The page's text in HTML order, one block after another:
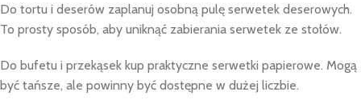
Do tortu i deserów zaplanuj osobną pulę serwetek deserowych.
To prosty sposób, aby uniknąć zabierania serwetek ze stołów.
Do bufetu i przekąsek kup praktyczne serwetki papierowe. Mogą
być tańsze, ale powinny być dostępne w dużej liczbie.